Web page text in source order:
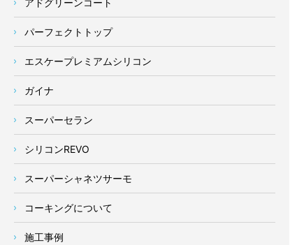
アドグリーンコート
パーフェクトトップ
エスケープレミアムシリコン
ガイナ
スーパーセラン
シリコンREVO
スーパーシャネツサーモ
コーキングについて
施工事例